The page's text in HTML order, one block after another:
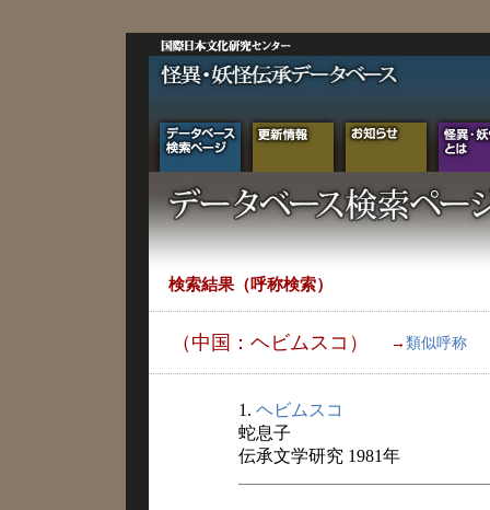
検索結果（呼称検索）
（中国：ヘビムスコ） → 類似呼称
1. ヘビムスコ
蛇息子
伝承文学研究 1981年